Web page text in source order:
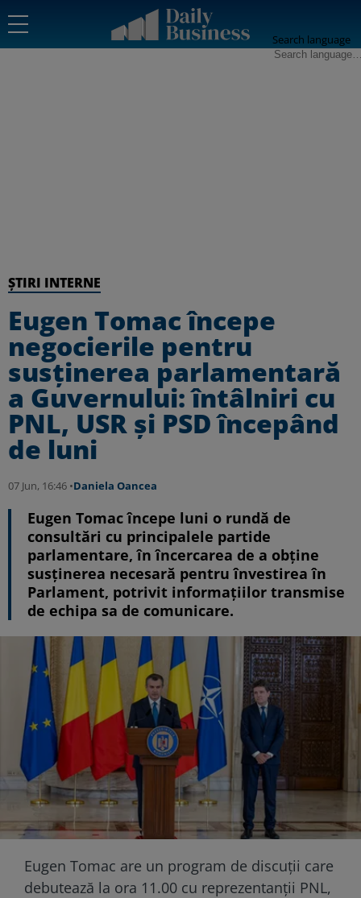
Search language
ȘTIRI INTERNE
Eugen Tomac începe
negocierile pentru
susținerea parlamentară
a Guvernului: întâlniri cu
PNL, USR și PSD începând
de luni
07 Jun, 16:46 •Daniela Oancea
Eugen Tomac începe luni o rundă de
consultări cu principalele partide
parlamentare, în încercarea de a obține
susținerea necesară pentru învestirea în
Parlament, potrivit informațiilor transmise
de echipa sa de comunicare.
Eugen Tomac are un program de discuții care
debutează la ora 11.00 cu reprezentanții PNL,